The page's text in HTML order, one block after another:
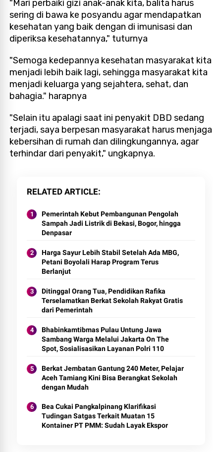
"Mari perbaiki gizi anak-anak kita, balita harus
sering di bawa ke posyandu agar mendapatkan
kesehatan yang baik dengan di imunisasi dan
diperiksa kesehatannya," tuturnya
"Semoga kedepannya kesehatan masyarakat kita
menjadi lebih baik lagi, sehingga masyarakat kita
menjadi keluarga yang sejahtera, sehat, dan
bahagia." harapnya
"Selain itu apalagi saat ini penyakit DBD sedang
terjadi, saya berpesan masyarakat harus menjaga
kebersihan di rumah dan dilingkungannya, agar
terhindar dari penyakit," ungkapnya.
RELATED ARTICLE
Pemerintah Kebut Pembangunan Pengolah
Sampah Jadi Listrik di Bekasi, Bogor, hingga
Denpasar
Harga Sayur Lebih Stabil Setelah Ada MBG,
Petani Boyolali Harap Program Terus
Berlanjut
Ditinggal Orang Tua, Pendidikan Rafika
Terselamatkan Berkat Sekolah Rakyat Gratis
dari Pemerintah
Bhabinkamtibmas Pulau Untung Jawa
Sambang Warga Melalui Jakarta On The
Spot, Sosialisasikan Layanan Polri 110
Berkat Jembatan Gantung 240 Meter, Pelajar
Aceh Tamiang Kini Bisa Berangkat Sekolah
dengan Mudah
Bea Cukai Pangkalpinang Klarifikasi
Tudingan Satgas Terkait Muatan 15
Kontainer PT PMM: Sudah Layak Ekspor